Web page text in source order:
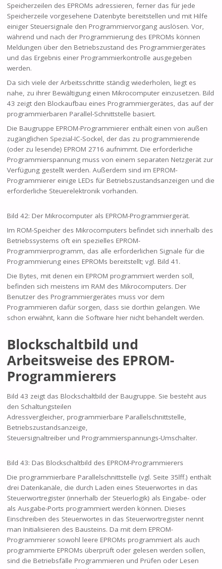
Speicherzeilen des EPROMs adressieren, ferner das für jede
Speicherzeile vorgesehene Datenbyte bereitstellen und mit Hilfe
einiger Steuersignale den Programmiervorgang auslösen. Vor,
während und nach der Programmierung des EPROMs können
Meldungen über den Betriebszustand des Programmiergerätes
und das Ergebnis einer Programmierkontrolle ausgegeben
werden.
Da sich viele der Arbeitsschritte ständig wiederholen, liegt es
nahe, zu ihrer Bewältigung einen Mikrocomputer einzusetzen. Bild
43 zeigt den Blockaufbau eines Programmiergerätes, das auf der
programmierbaren Parallel-Schnittstelle basiert.
Die Baugruppe EPROM-Programmierer enthält einen von außen
zugänglichen Spezial-IC-Sockel, der das zu programmierende
(oder zu lesende) EPROM 2716 aufnimmt. Die erforderliche
Programmierspannung muss von einem separaten Netzgerät zur
Verfügung gestellt werden. Außerdem sind im EPROM-
Programmierer einige LEDs für Betriebszustandsanzeigen und die
erforderliche Steuerelektronik vorhanden.
Bild 42: Der Mikrocomputer als EPROM-Programmiergerät.
Im ROM-Speicher des Mikrocomputers befindet sich innerhalb des
Betriebssystems oft ein spezielles EPROM-
Programmierprogramm, das alle erforderlichen Signale für die
Programmierung eines EPROMs bereitstellt; vgl. Bild 41.
Die Bytes, mit denen ein EPROM programmiert werden soll,
befinden sich meistens im RAM des Mikrocomputers. Der
Benutzer des Programmiergerätes muss vor dem
Programmieren dafür sorgen, dass sie dorthin gelangen. Wie
schon erwähnt, kann die Software hier nicht behandelt werden.
Blockschaltbild und
Arbeitsweise des EPROM-
Programmierers
Bild 43 zeigt das Blockschaltbild der Baugruppe. Sie besteht aus
den Schaltungsteilen
Adressvergleicher, programmierbare Parallelschnittstelle,
Betriebszustandsanzeige,
Steuersignaltreiber und Programmierspannungs-Umschalter.
Bild 43: Das Blockschaltbild des EPROM-Programmierers
Die programmierbare Parallelschnittstelle (vgl. Seite 35lff.) enthält
drei Datenkanäle, die durch Laden eines Steuerwortes in das
Steuerwortregister (innerhalb der Steuerlogik) als Eingabe- oder
als Ausgabe-Ports programmiert werden können. Dieses
Einschreiben des Steuerwortes in das Steuerwortregister nennt
man Initialisieren des Bausteins. Da mit dem EPROM-
Programmierer sowohl leere EPROMs programmiert als auch
programmierte EPROMs überprüft oder gelesen werden sollen,
sind die Betriebsfälle Programmieren und Prüfen oder Lesen